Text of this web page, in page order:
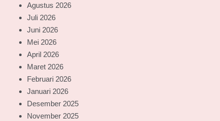
Agustus 2026
Juli 2026
Juni 2026
Mei 2026
April 2026
Maret 2026
Februari 2026
Januari 2026
Desember 2025
November 2025